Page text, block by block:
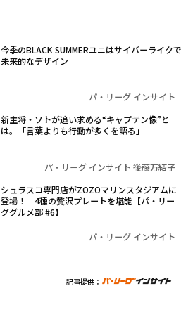
今季のBLACK SUMMERユニはサイバーライクで
未来的なデザイン
パ・リーグ インサイト
新主将・ソトが追い求める“キャプテン像”と
は。「言葉よりも行動が多くを語る」
パ・リーグ インサイト 後藤万結子
シュラスコ専門店がZOZOマリンスタジアムに
登場！ 4種の贅沢プレートを堪能【パ・リー
ググルメ部 #6】
パ・リーグ インサイト
記事提供：